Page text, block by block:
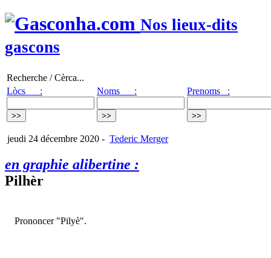
Nos lieux-dits
gascons
Recherche / Cèrca...
Lòcs :
Noms : Prenoms :
jeudi 24 décembre 2020 - Tederic Merger
en graphie alibertine :
Pilhèr
Prononcer "Pilyè".